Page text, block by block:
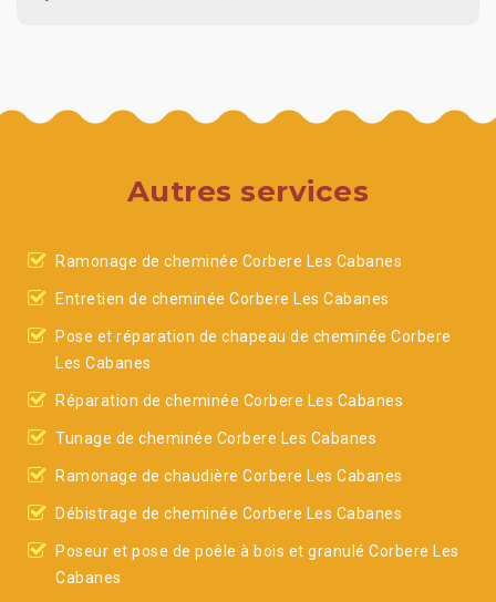
Autres services
Ramonage de cheminée Corbere Les Cabanes
Entretien de cheminée Corbere Les Cabanes
Pose et réparation de chapeau de cheminée Corbere
Les Cabanes
Réparation de cheminée Corbere Les Cabanes
Tunage de cheminée Corbere Les Cabanes
Ramonage de chaudière Corbere Les Cabanes
Débistrage de cheminée Corbere Les Cabanes
Poseur et pose de poêle à bois et granulé Corbere Les
Cabanes